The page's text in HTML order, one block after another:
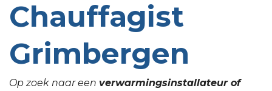
Chauffagist
Grimbergen
Op zoek naar een verwarmingsinstallateur of